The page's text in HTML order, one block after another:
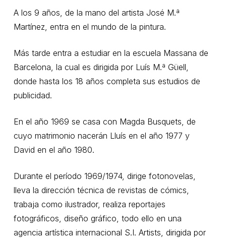
A los 9 años, de la mano del artista José M.ª
Martínez, entra en el mundo de la pintura.
Más tarde entra a estudiar en la escuela Massana de
Barcelona, la cual es dirigida por Luís M.ª Güell,
donde hasta los 18 años completa sus estudios de
publicidad.
En el año 1969 se casa con Magda Busquets, de
cuyo matrimonio nacerán Lluís en el año 1977 y
David en el año 1980.
Durante el período 1969/1974, dirige fotonovelas,
lleva la dirección técnica de revistas de cómics,
trabaja como ilustrador, realiza reportajes
fotográficos, diseño gráfico, todo ello en una
agencia artística internacional S.I. Artists, dirigida por